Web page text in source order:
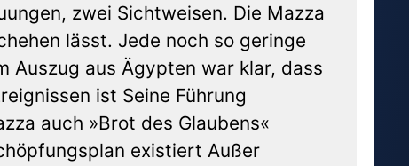
zwei Sichtweisen. Die Mazza
lässt. Jede noch so geringe
Auszug aus Ägypten war klar, dass
ist Seine Führung
auch »Brot des Glaubens«
existiert Außer